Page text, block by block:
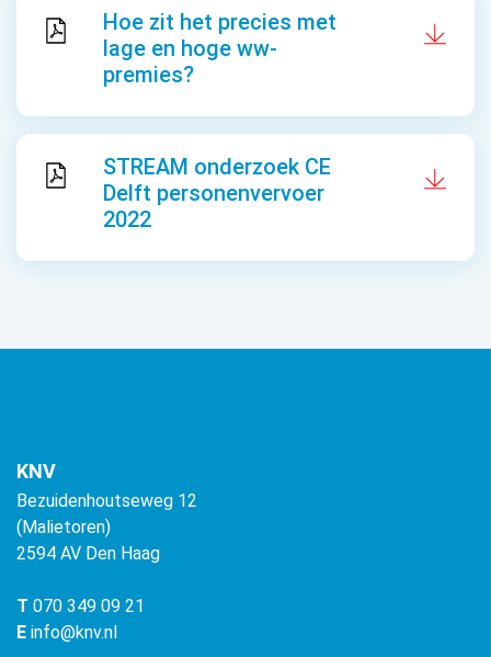
Hoe zit het precies met
lage en hoge ww-
premies?
STREAM onderzoek CE
Delft personenvervoer
2022
KNV
Bezuidenhoutseweg 12
(Malietoren)
2594 AV Den Haag
T 070 349 09 21
E info@knv.nl